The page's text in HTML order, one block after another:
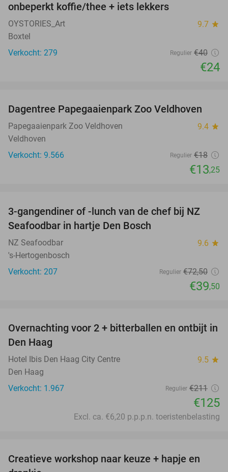
onbeperkt koffie/thee + iets lekkers
OYSTORIES_Art 9.7 star
Boxtel
Verkocht: 279
Regulier €40
€24
26%
Dagentree Papegaaienpark Zoo Veldhoven
Papegaaienpark Zoo Veldhoven 9.4 star
Veldhoven
Verkocht: 9.566
Regulier €18
€13,25
46%
3-gangendiner of -lunch van de chef bij NZ
Seafoodbar in hartje Den Bosch
NZ Seafoodbar 9.6 star
's-Hertogenbosch
Verkocht: 207
Regulier €72,50
€39,50
41%
Overnachting voor 2 + bitterballen en ontbijt in
Den Haag
Hotel Ibis Den Haag City Centre 9.5 star
Den Haag
Verkocht: 1.967
Regulier €211
€125
Excl. ca. €6,20 p.p.p.n. toeristenbelasting
37%
Creatieve workshop naar keuze + hapje en